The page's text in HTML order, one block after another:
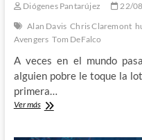
Diógenes Pantarújez 22/
Alan Davis Chris Claremont
Avengers Tom DeFalco
A veces en el mundo
alguien pobre le toque la
primera…
Ver másChris